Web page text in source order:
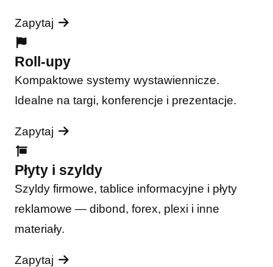
Zapytaj
Roll-upy
Kompaktowe systemy wystawiennicze.
Idealne na targi, konferencje i prezentacje.
Zapytaj
Płyty i szyldy
Szyldy firmowe, tablice informacyjne i płyty
reklamowe — dibond, forex, plexi i inne
materiały.
Zapytaj